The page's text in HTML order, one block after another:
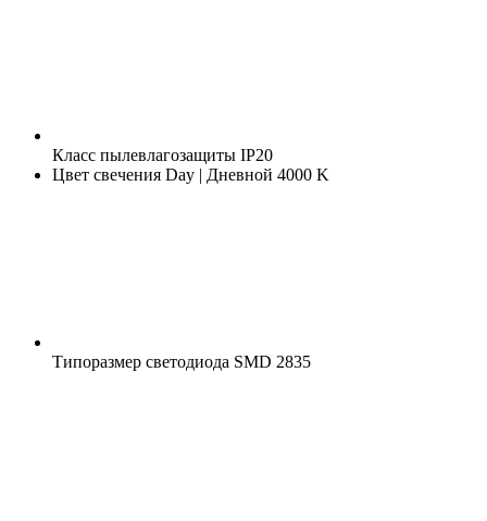
Класс пылевлагозащиты IP20
Цвет свечения Day | Дневной 4000 K
Типоразмер светодиода SMD 2835